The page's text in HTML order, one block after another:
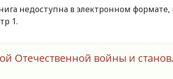
недоступна в электронном
1.
Отечественной войны и